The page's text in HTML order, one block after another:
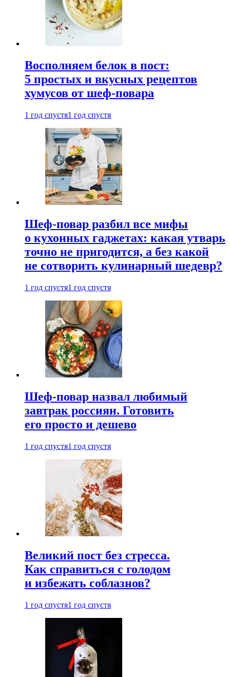
Восполняем белок в пост:
5 простых и вкусных рецептов
хумусов от шеф-повара
1 год спустя1 год спустя
Шеф-повар разбил все мифы
о кухонных гаджетах: какая утварь
точно не пригодится, а без какой
не сотворить кулинарный шедевр?
1 год спустя1 год спустя
Шеф-повар назвал любимый
завтрак россиян. Готовить
его просто и дешево
1 год спустя1 год спустя
Великий пост без стресса.
Как справиться с голодом
и избежать соблазнов?
1 год спустя1 год спустя